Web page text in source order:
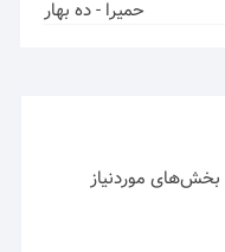
حمیرا - ده بهار
بخش‌های موردنیاز